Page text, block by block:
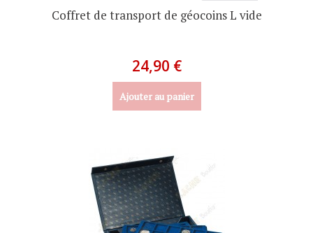
Coffret de transport de géocoins L vide
24,90 €
Ajouter au panier